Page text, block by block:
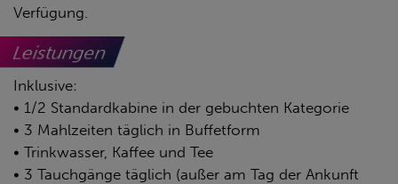
Verfügung.
Leistungen
Inklusive:
• 1/2 Standardkabine in der gebuchten Kategorie
• 3 Mahlzeiten täglich in Buffetform
• Trinkwasser, Kaffee und Tee
• 3 Tauchgänge täglich (außer am Tag der Ankunft